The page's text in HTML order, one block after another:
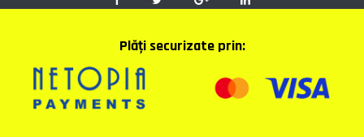
Plăţi securizate prin: